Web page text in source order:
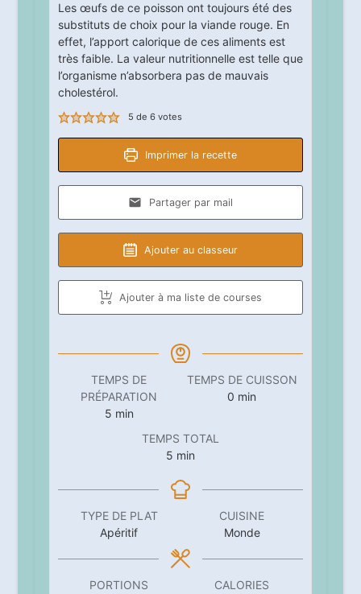
Les œufs de ce poisson ont toujours été des
substituts de choix pour la viande rouge. En
effet, l’apport calorique de ces aliments est
très faible. La valeur nutritionnelle est telle que
l’organisme n’absorbera pas de mauvais
cholestérol.
5 de 6votes
Imprimer la recette
Partager par mail
Ajouter au classeur
Ajouter à ma liste de courses
TEMPS DE
PRÉPARATION
5minutes
min
TEMPS DE CUISSON
0 minutes
min
TEMPS TOTAL
5minutes
min
TYPE DE PLAT
Apéritif
CUISINE
Monde
PORTIONS
CALORIES